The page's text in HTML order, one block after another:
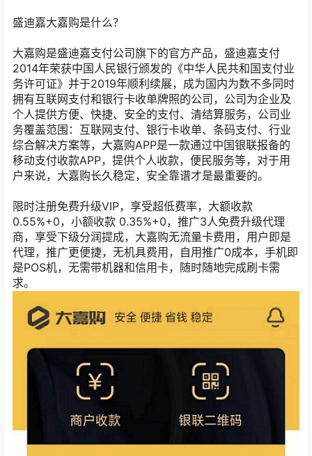
盛迪嘉大嘉购是什么？
大嘉购是盛迪嘉支付公司旗下的官方产品，盛迪嘉支付
2014年荣获中国人民银行颁发的《中华人民共和国支付业
务许可证》并于2019年顺利续展，成为国内为数不多同时
拥有互联网支付和银行卡收单牌照的公司，公司为企业及
个人提供方便、快捷、安全的支付、清结算服务，公司业
务覆盖范围：互联网支付、银行卡收单、条码支付、行业
综合解决方案等，大嘉购APP是一款通过中国银联报备的
移动支付收款APP，提供个人收款，便民服务等，对于用
户来说，大嘉购长久稳定，安全靠谱才是最重要的。
限时注册免费升级VIP，享受超低费率，大额收款
0.55%+0，小额收款 0.35%+0，推广3人免费升级代理
商，享受下级分润提成，大嘉购无流量卡费用，用户即是
代理，推广更便捷，无机具费用，自用推广0成本，手机即
是POS机，无需带机器和信用卡，随时随地完成刷卡需
求。